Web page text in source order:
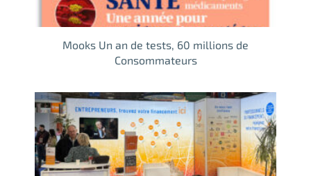
Mooks Un an de tests, 60 millions de
Consommateurs